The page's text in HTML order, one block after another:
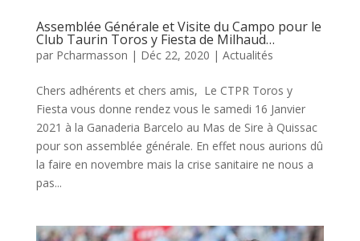
Assemblée Générale et Visite du Campo pour le
Club Taurin Toros y Fiesta de Milhaud…
par Pcharmasson | Déc 22, 2020 | Actualités
Chers adhérents et chers amis, Le CTPR Toros y
Fiesta vous donne rendez vous le samedi 16 Janvier
2021 à la Ganaderia Barcelo au Mas de Sire à Quissac
pour son assemblée générale. En effet nous aurions dû
la faire en novembre mais la crise sanitaire ne nous a
pas...